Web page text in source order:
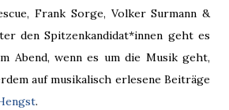
Frank Sorge, Volker Surmann &
den Spitzenkandidat*innen geht es
Abend, wenn es um die Musik geht,
auf musikalisch erlesene Beiträge
.